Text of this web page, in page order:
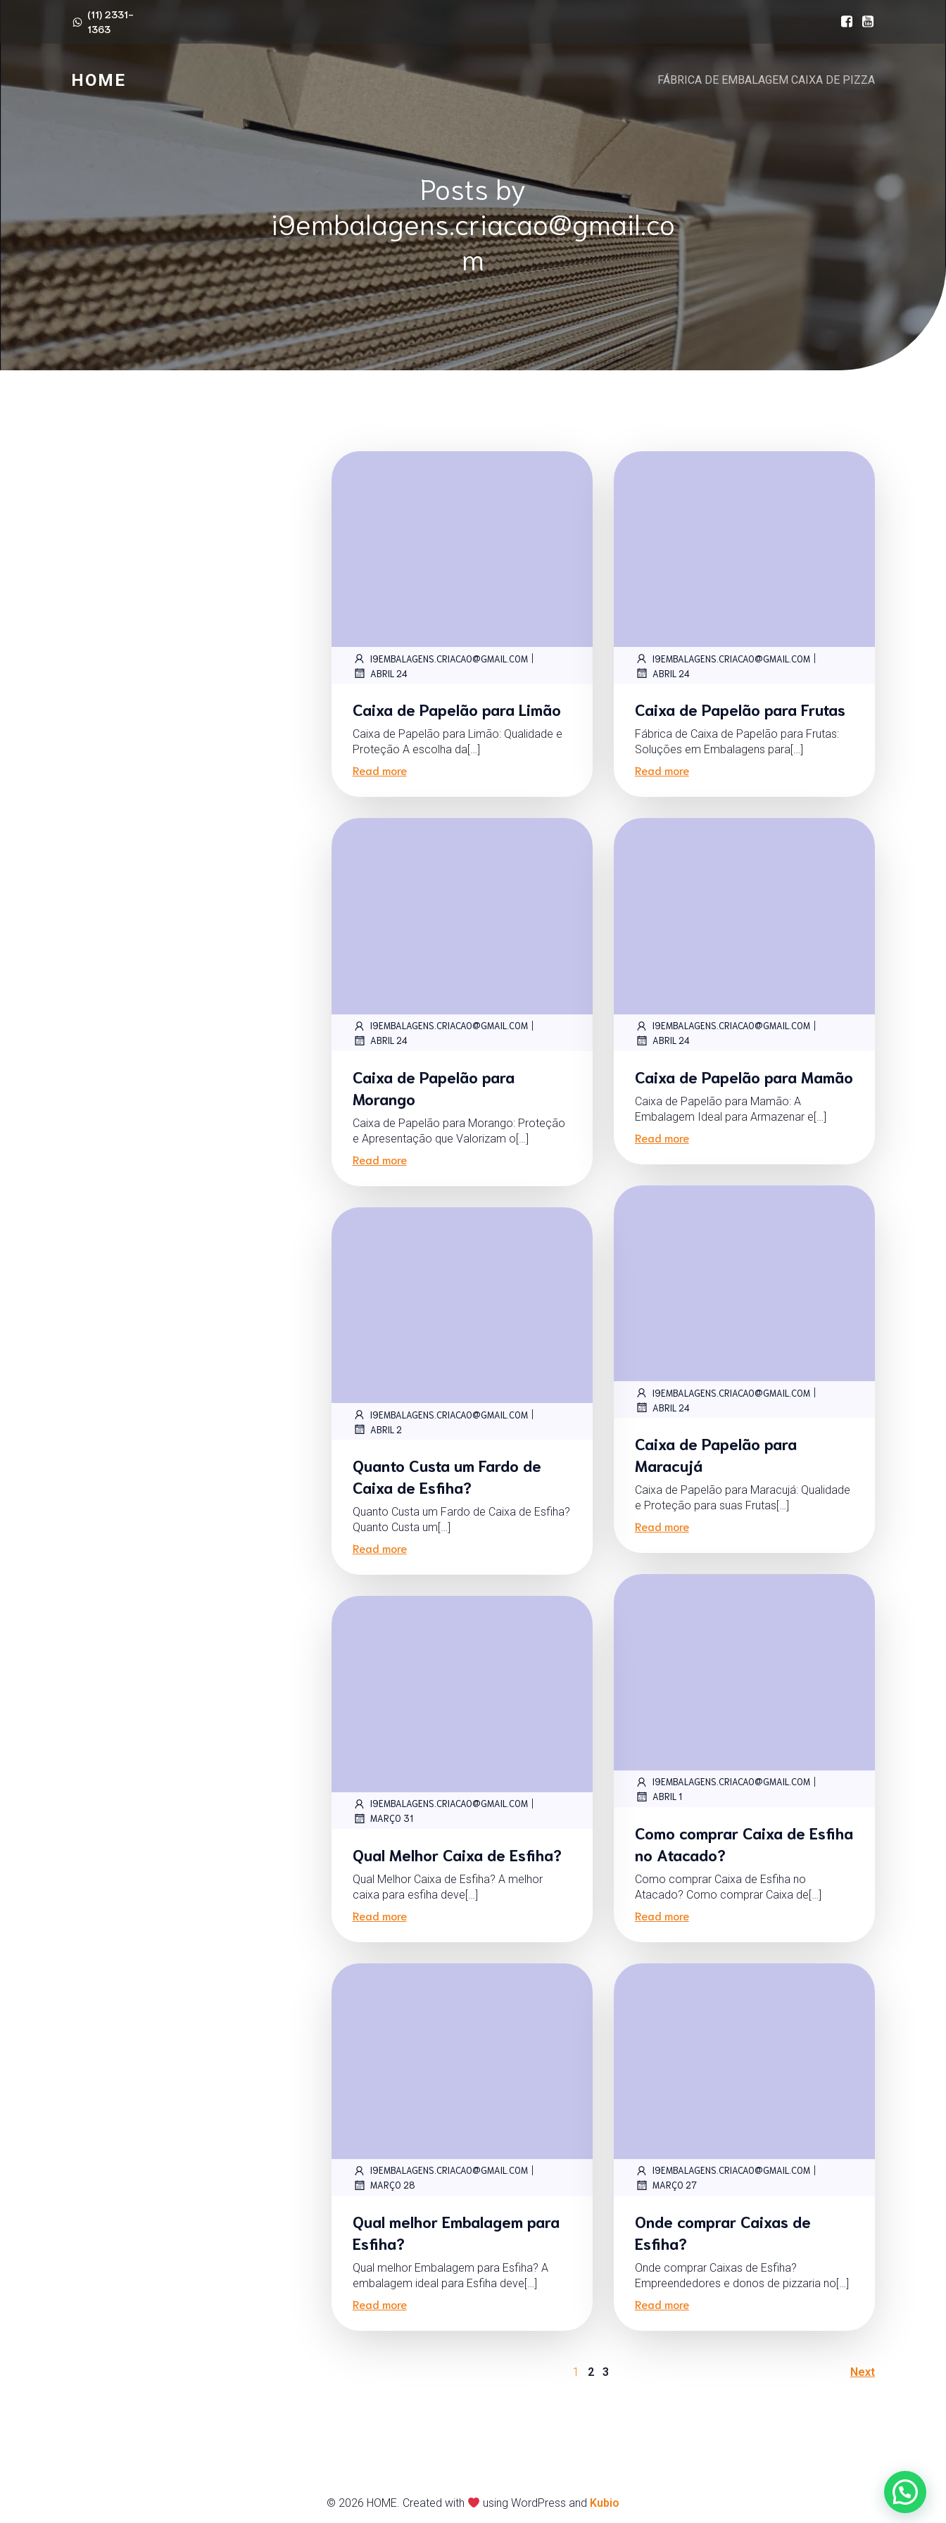
(11) 2331-
1363
HOME FÁBRICA DE EMBALAGEM CAIXA DE PIZZA
Posts by
i9embalagens.criacao@gmail.co
m
I9EMBALAGENS.CRIACAO@GMAIL.COM
ABRIL 24
Caixa de Papelão para Limão
Caixa de Papelão para Limão: Qualidade e
Proteção A escolha da[…]
Read more
I9EMBALAGENS.CRIACAO@GMAIL.COM
ABRIL 24
Caixa de Papelão para Frutas
Fábrica de Caixa de Papelão para Frutas:
Soluções em Embalagens para[…]
Read more
I9EMBALAGENS.CRIACAO@GMAIL.COM |
ABRIL 24
Caixa de Papelão para
Morango
Caixa de Papelão para Morango: Proteção
e Apresentação que Valorizam o[…]
Read more
I9EMBALAGENS.CRIACAO@GMAIL.COM |
ABRIL 24
Caixa de Papelão para Mamão
Caixa de Papelão para Mamão: A
Embalagem Ideal para Armazenar e[…]
Read more
I9EMBALAGENS.CRIACAO@GMAIL.COM
ABRIL 24
Caixa de Papelão para
Maracujá
Caixa de Papelão para Maracujá: Qualidade
e Proteção para suas Frutas[…]
Read more
I9EMBALAGENS.CRIACAO@GMAIL.COM
ABRIL 2
Quanto Custa um Fardo de
Caixa de Esfiha?
Quanto Custa um Fardo de Caixa de Esfiha?
Quanto Custa um[…]
Read more
I9EMBALAGENS.CRIACAO@GMAIL.COM |
ABRIL 1
Como comprar Caixa de Esfiha
no Atacado?
Como comprar Caixa de Esfiha no
Atacado? Como comprar Caixa de[…]
Read more
I9EMBALAGENS.CRIACAO@GMAIL.COM |
MARÇO 31
Qual Melhor Caixa de Esfiha?
Qual Melhor Caixa de Esfiha? A melhor
caixa para esfiha deve[…]
Read more
I9EMBALAGENS.CRIACAO@GMAIL.COM |
MARÇO 28
Qual melhor Embalagem para
Esfiha?
Qual melhor Embalagem para Esfiha? A
embalagem ideal para Esfiha deve[…]
Read more
I9EMBALAGENS.CRIACAO@GMAIL.COM |
MARÇO 27
Onde comprar Caixas de
Esfiha?
Onde comprar Caixas de Esfiha?
Empreendedores e donos de pizzaria no[…]
Read more
1 2 3 Next
© 2026 HOME. Created with using WordPress and Kubio